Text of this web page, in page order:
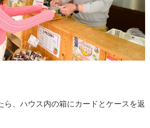
ら、ハウス内の箱にカードとケースを返